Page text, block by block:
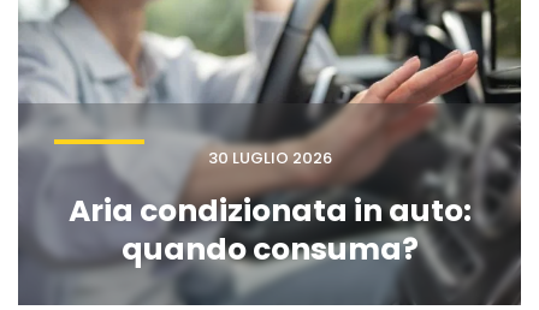
30 LUGLIO 2026
Aria condizionata in auto:
quando consuma?